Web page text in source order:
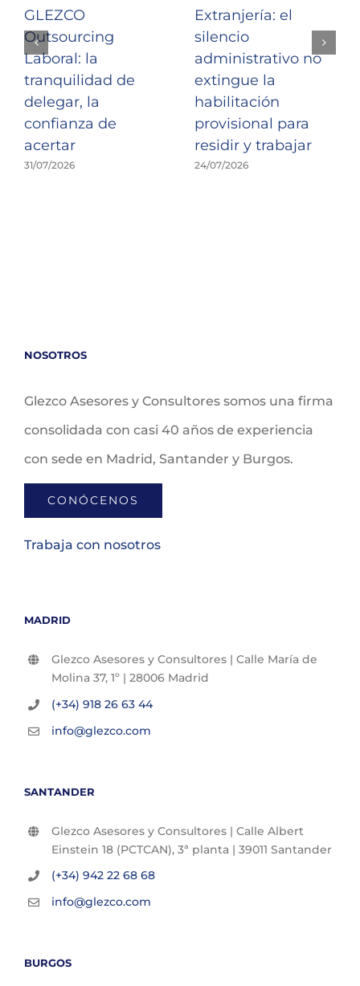
GLEZCO
Outsourcing
Laboral: la
tranquilidad de
delegar, la
confianza de
acertar
31/07/2026
Extranjería: el
silencio
administrativo no
extingue la
habilitación
provisional para
residir y trabajar
24/07/2026
NOSOTROS
Glezco Asesores y Consultores somos una firma
consolidada con casi 40 años de experiencia
con sede en Madrid, Santander y Burgos.
CONÓCENOS
Trabaja con nosotros
MADRID
Glezco Asesores y Consultores | Calle María de
Molina 37, 1º | 28006 Madrid
(+34) 918 26 63 44
info@glezco.com
SANTANDER
Glezco Asesores y Consultores | Calle Albert
Einstein 18 (PCTCAN), 3ª planta | 39011 Santander
(+34) 942 22 68 68
info@glezco.com
BURGOS